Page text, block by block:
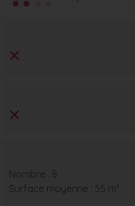
Nombre : 8
Surface moyenne : 55 m²